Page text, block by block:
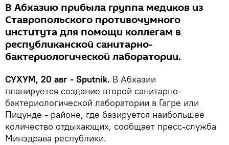
В Абхазию прибыла группа медиков из
Ставропольского противочумного
института для помощи коллегам в
республиканской санитарно-
бактериологической лаборатории.
СУХУМ, 20 авг - Sputnik. В Абхазии
планируется создание второй санитарно-
бактериологической лаборатории в Гагре или
Пицунде - районе, где базируется наибольшее
количество отдыхающих, сообщает пресс-служба
Минздрава республики.